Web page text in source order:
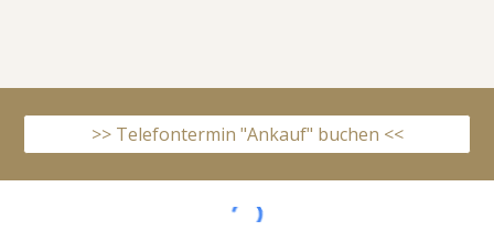
>> Telefontermin "Ankauf" buchen <<